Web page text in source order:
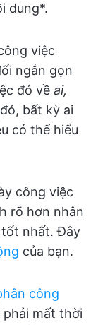
dung*.
việc
ngắn gọn
đó về ai,
bất kỳ ai
có thể hiểu
công việc
rõ hơn nhân
tốt nhất. Đây
của bạn.
công
phải mất thời